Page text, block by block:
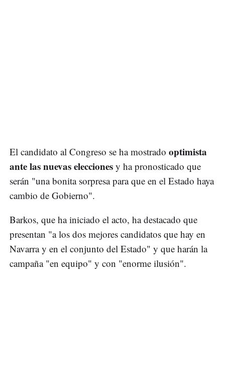
El candidato al Congreso se ha mostrado optimista
ante las nuevas elecciones y ha pronosticado que
serán "una bonita sorpresa para que en el Estado haya
cambio de Gobierno".
Barkos, que ha iniciado el acto, ha destacado que
presentan "a los dos mejores candidatos que hay en
Navarra y en el conjunto del Estado" y que harán la
campaña "en equipo" y con "enorme ilusión".